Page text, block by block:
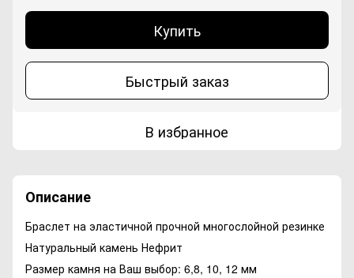
Купить
Быстрый заказ
В избранное
Описание
Браслет на эластичной прочной многослойной резинке
Натуральный камень Нефрит
Размер камня на Ваш выбор: 6,8, 10, 12 мм